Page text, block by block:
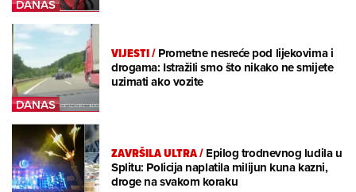
VIJESTI/Prometne nesreće pod lijekovima i
drogama: Istražili smo što nikako ne smijete
uzimati ako vozite
ZAVRŠILA ULTRA/Epilog trodnevnog ludila u
Splitu: Policija naplatila milijun kuna kazni,
droge na svakom koraku